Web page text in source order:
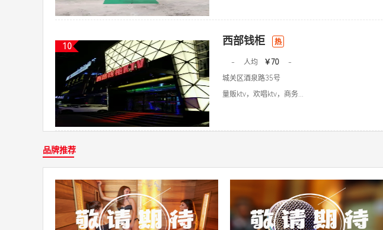
10 西部钱柜 热
- 人均 ￥70
-
城关区酒泉路35号
量贩ktv，欢唱ktv，商务...
品牌推荐